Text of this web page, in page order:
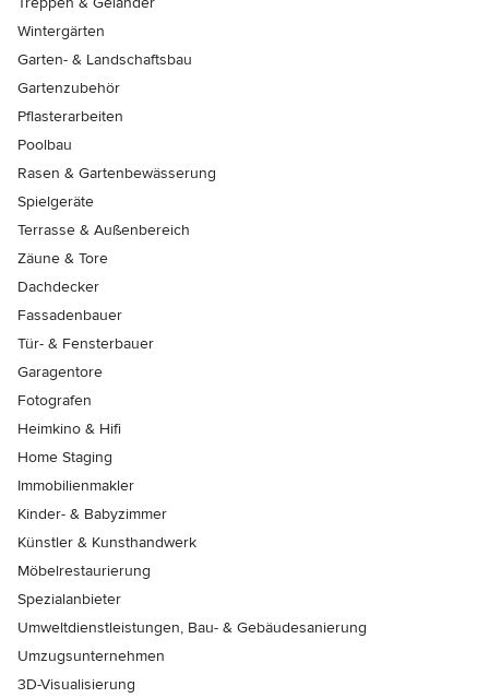
Wintergärten
Garten- & Landschaftsbau
Gartenzubehör
Pflasterarbeiten
Poolbau
Rasen & Gartenbewässerung
Spielgeräte
Terrasse & Außenbereich
Zäune & Tore
Dachdecker
Fassadenbauer
Tür- & Fensterbauer
Garagentore
Fotografen
Heimkino & Hifi
Home Staging
Immobilienmakler
Kinder- & Babyzimmer
Künstler & Kunsthandwerk
Möbelrestaurierung
Spezialanbieter
Umweltdienstleistungen, Bau- & Gebäudesanierung
Umzugsunternehmen
3D-Visualisierung